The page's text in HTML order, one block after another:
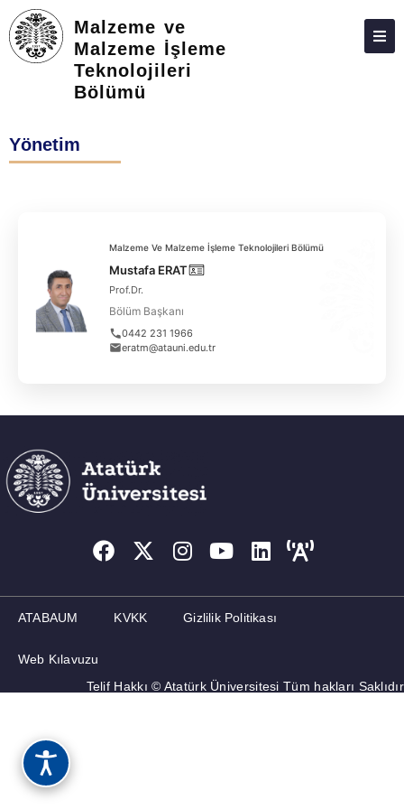
Malzeme ve
Malzeme İşleme
Teknolojileri
Bölümü
HAKKIMIZDA
ÖNLISANS
Yönetim
Malzeme Ve Malzeme İşleme Teknolojileri Bölümü
Mustafa ERAT
Prof.Dr.
Bölüm Başkanı
0442 231 1966
eratm@atauni.edu.tr
ATABAUM KVKK Gizlilik Politikası
Web Kılavuzu
Telif Hakkı © Atatürk Üniversitesi Tüm hakları Saklıdır